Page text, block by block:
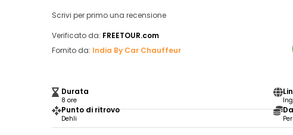
Scrivi per primo una recensione
Verificato da: FREETOUR.com
Fornito da: India By Car Chauffeur
Durata
8 ore
Punto di ritrovo
Dehli
Da